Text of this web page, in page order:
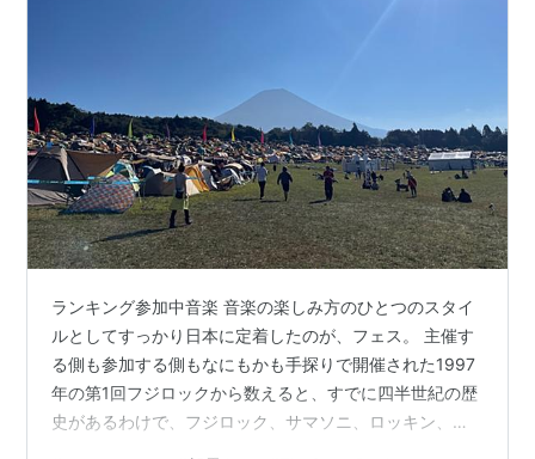
ランキング参加中音楽 音楽の楽しみ方のひとつのスタイ
ルとしてすっかり日本に定着したのが、フェス。 主催す
る側も参加する側もなにもかも手探りで開催された1997
年の第1回フジロックから数えると、すでに四半世紀の歴
史があるわけで、フジロック、サマソニ、ロッキン、ラ